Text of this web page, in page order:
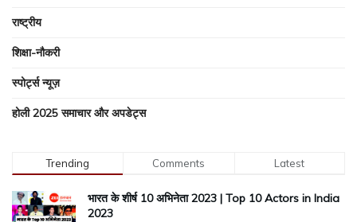
राष्ट्रीय
शिक्षा-नौकरी
स्पोर्ट्स न्यूज़
होली 2025 समाचार और अपडेट्स
Trending Comments Latest
भारत के शीर्ष 10 अभिनेता 2023 | Top 10 Actors in India
2023